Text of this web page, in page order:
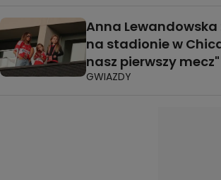
Anna
na stadionie w
nasz pierwszy mecz"
GWIAZDY